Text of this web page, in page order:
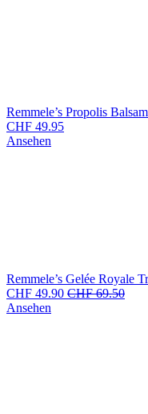
Remmele’s Propolis
CHF 49.95
Ansehen
Remmele’s Gelée Royale
CHF 49.90 CHF69.50
Ansehen